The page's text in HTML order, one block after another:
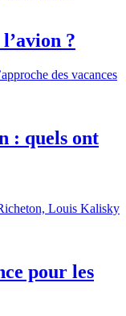
?
des vacances
: quels ont
Louis Kalisky
pour les